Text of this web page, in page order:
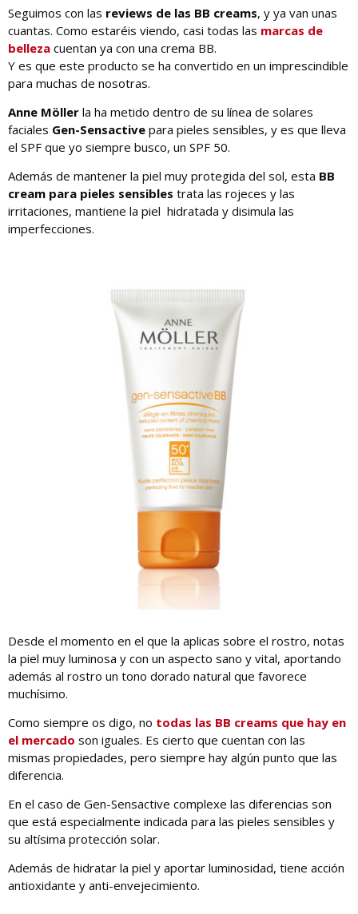
Seguimos con las reviews de las BB creams, y ya van unas
cuantas. Como estaréis viendo, casi todas las marcas de
belleza cuentan ya con una crema BB.
Y es que este producto se ha convertido en un imprescindible
para muchas de nosotras.
Anne Möller la ha metido dentro de su línea de solares
faciales Gen-Sensactive para pieles sensibles, y es que lleva
el SPF que yo siempre busco, un SPF 50.
Además de mantener la piel muy protegida del sol, esta BB
cream para pieles sensibles trata las rojeces y las
irritaciones, mantiene la piel hidratada y disimula las
imperfecciones.
Desde el momento en el que la aplicas sobre el rostro, notas
la piel muy luminosa y con un aspecto sano y vital, aportando
además al rostro un tono dorado natural que favorece
muchísimo.
Como siempre os digo, no todas las BB creams que hay en
el mercado son iguales. Es cierto que cuentan con las
mismas propiedades, pero siempre hay algún punto que las
diferencia.
En el caso de Gen-Sensactive complexe las diferencias son
que está especialmente indicada para las pieles sensibles y
su altísima protección solar.
Además de hidratar la piel y aportar luminosidad, tiene acción
antioxidante y anti-envejecimiento.